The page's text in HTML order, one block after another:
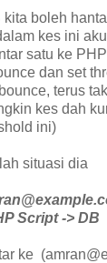
kita boleh
kes ini
satu ke
dan set
terus
kes dah
ini)
situasi dia
Script -> DB
ke